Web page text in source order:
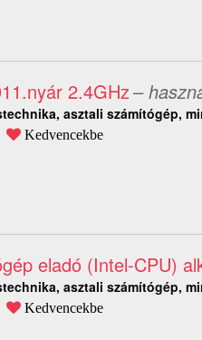
2.4GHz–
asztali számítógép,
Kedvencekbe
eladó (Intel-CPU)
asztali számítógép,
Kedvencekbe